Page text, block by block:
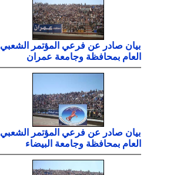
بيان صادر عن فرعي المؤتمر الشعبي
العام بمحافظة وجامعة عمران
بيان صادر عن فرعي المؤتمر الشعبي
العام بمحافظة وجامعة البيضاء